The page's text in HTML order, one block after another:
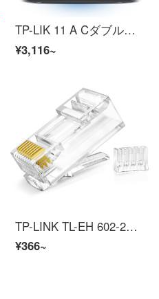
TP-LIK 11 A Cダブル周波数インテリジェント無線ルータ（全金属ボディ）光ファイバブロードバンドの大部屋型壁を通す
¥3,116~
TP-LINK TL-EH 602-24六種類の非シールドネットワーク水晶ヘッドRJ 45（24箱）
¥366~